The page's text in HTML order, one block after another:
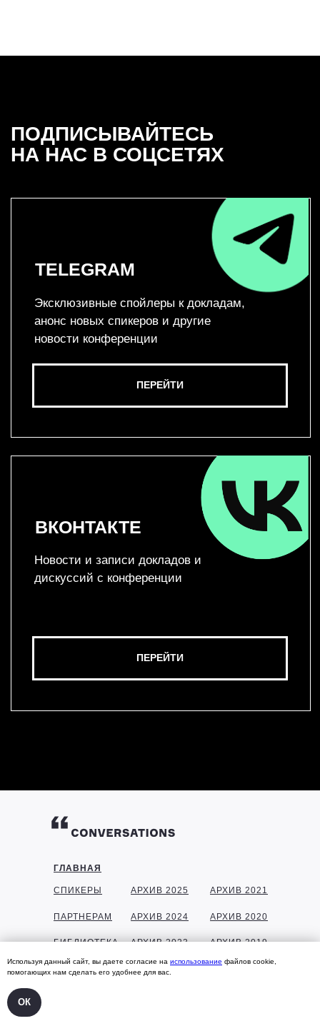
Используя данный сайт, вы даете согласие на использование файлов cookie,
помогающих нам сделать его удобнее для вас.
ОК
ГЛАВНАЯ
СПИКЕРЫ
ПАРТНЕРАМ
БИБЛИОТЕКА
ГАЛЕРЕЯ
АРХИВ 2025
АРХИВ 2024
АРХИВ 2023
АРХИВ 2022
АРХИВ 2021
АРХИВ 2020
АРХИВ 2019
АРХИВ 2018